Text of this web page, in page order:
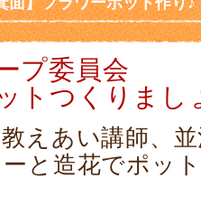
プ委員会
トつくりまし
えあい講師、
と造花でポッ